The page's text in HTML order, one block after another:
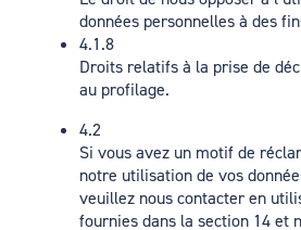
données personnelles à des
4.1.8
Droits relatifs à la prise de
au profilage.
4.2
Si vous avez un motif de
notre utilisation de vos
veuillez nous contacter en
fournies dans la section 14 et